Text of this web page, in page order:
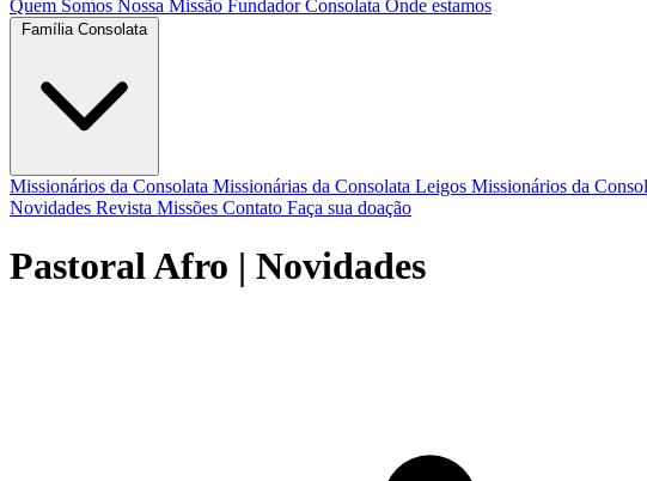
Quem Somos Nossa Missão FundadorConsolata Onde estamos
Família Consolata
Missionários da Consolata Missionárias da Consolata Leigos Missionários da
Novidades Revista Missões Contato Faça sua doação
Pastoral Afro | Novidades